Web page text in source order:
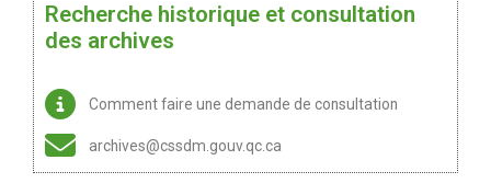
Recherche historique et consultation
des archives
Comment faire une demande de consultation
archives@cssdm.gouv.qc.ca